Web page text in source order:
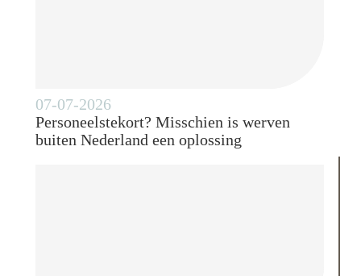
07-07-2026
Personeelstekort? Misschien is werven
buiten Nederland een oplossing